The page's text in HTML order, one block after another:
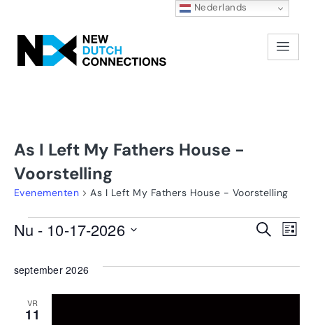
As I Left My Fathers House -
Voorstelling
Evenementen As I Left My Fathers House - Voorstelling
Zoeken
Lijst
Nu - 10-17-2026
een
september 2026
VR
11
Nederlands